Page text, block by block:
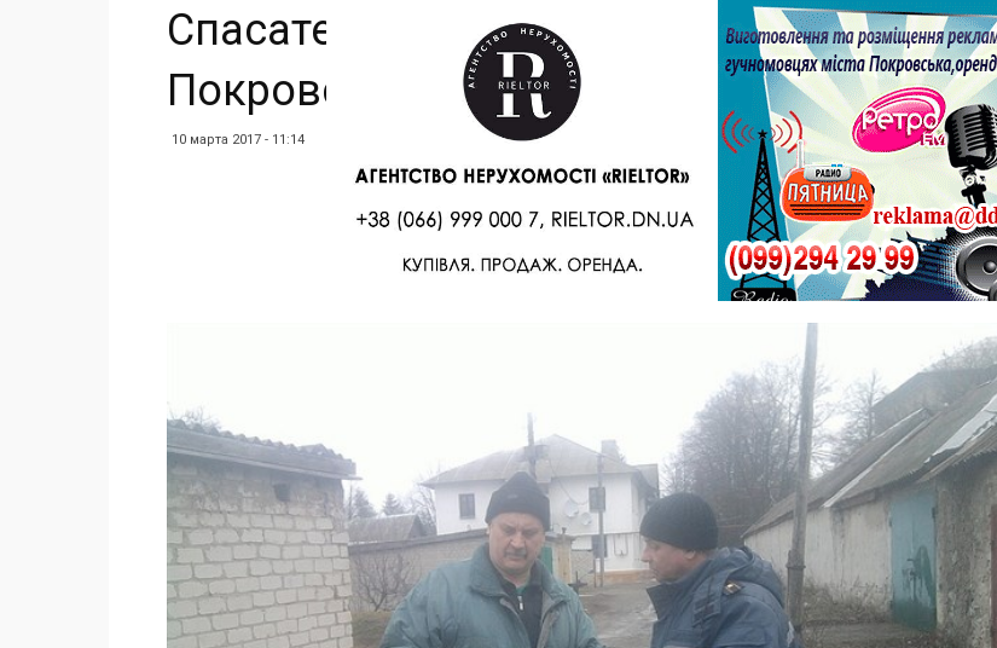
Спасатели Донетчины провели рейды в
Покровске и Доброполье
10 марта 2017 - 11:14